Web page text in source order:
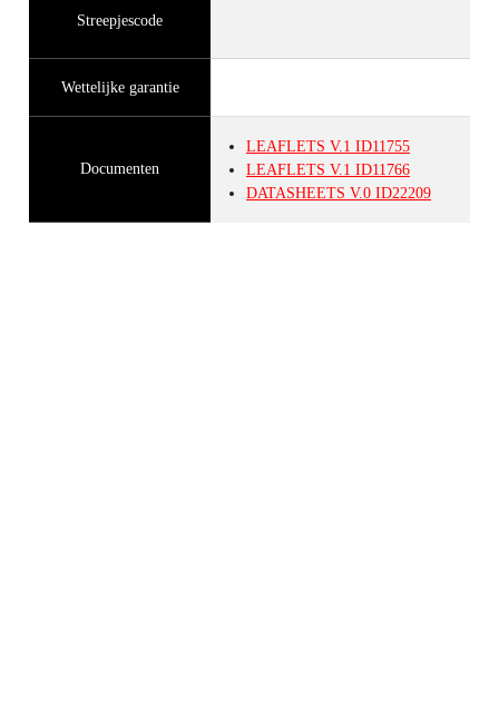
Streepjescode
Wettelijke garantie
Documenten
LEAFLETS V.1 ID11755
LEAFLETS V.1 ID11766
DATASHEETS V.0 ID22209